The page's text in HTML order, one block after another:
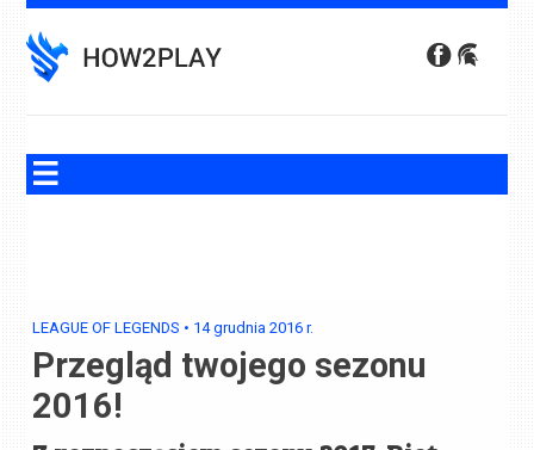
to
content
LEAGUE OF LEGENDS • 14 grudnia 2016 r.
Przegląd twojego sezonu
2016!